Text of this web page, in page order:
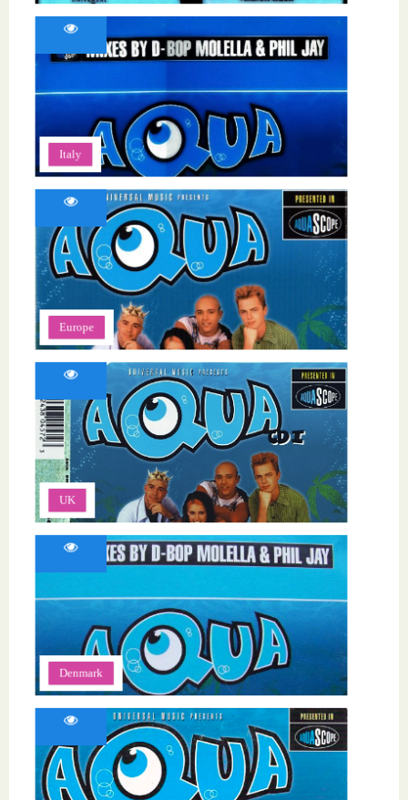
Italy
Europe
UK
Denmark